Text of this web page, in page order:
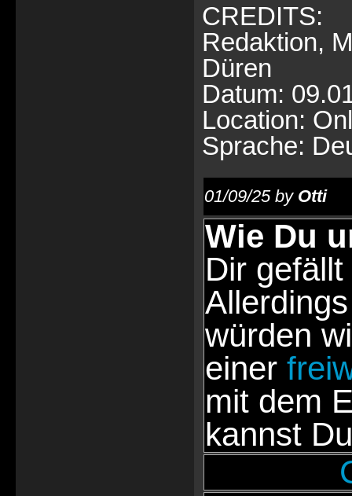
CREDITS:
Redaktion,
Düren
Datum:
Location:
Sprache:
01/09/25 by Otti
Wie Du
Dir
würden
einer
mit dem
kannst